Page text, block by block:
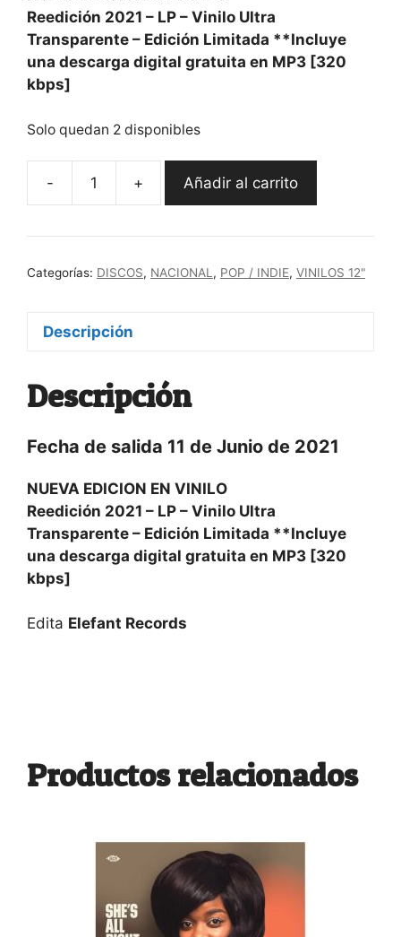
Reedición 2021 – LP – Vinilo Ultra
Transparente – Edición Limitada **Incluye
una descarga digital gratuita en MP3 [320
kbps]
Solo quedan 2 disponibles
-
"Romancero"
Bien
cantidad
+ Añadir al carrito
Categorías: DISCOS, NACIONAL , POP / INDIE, VINILOS 12"
Descripción
Descripción
Fecha de salida 11 de Junio de 2021
NUEVA EDICION EN VINILO
Reedición 2021 – LP – Vinilo Ultra
Transparente – Edición Limitada **Incluye
una descarga digital gratuita en MP3 [320
kbps]
Edita Elefant Records
Productos relacionados